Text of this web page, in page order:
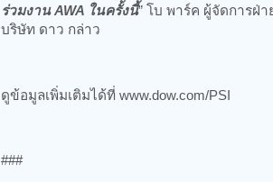
ร่วมงาน AWA ในครั้งนี้” โบ พาร์ค ผู้จัดการฝ่
บริษัท ดาว กล่าว
ดูข้อมูลเพิ่มเติมได้ที่ www.dow.com/PSI
###